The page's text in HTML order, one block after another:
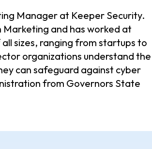
Manager at Keeper Security.
and has worked at
sizes, ranging from startups to
organizations understand the
can safeguard against cyber
from Governors State